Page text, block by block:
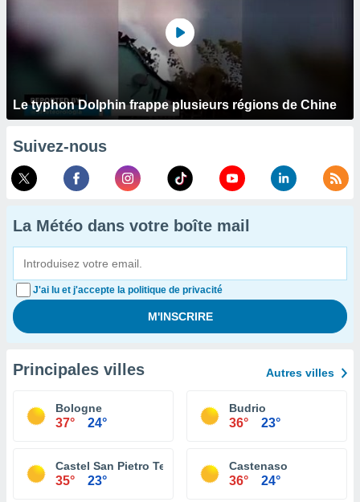
Le typhon Dolphin frappe plusieurs régions de Chine
Suivez-nous
La Météo dans votre boîte mail
J'ai lu et j'accepte la politique de privacité
Principales villes Autres villes
Bologne
37° 24°
Budrio
36° 23°
Castel San Pietro Terme
35° 23°
Castenaso
36° 24°